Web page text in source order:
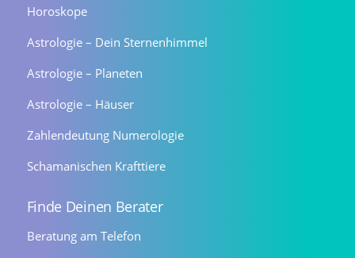
Horoskope
Astrologie – Dein Sternenhimmel
Astrologie – Planeten
Astrologie – Häuser
Zahlendeutung Numerologie
Schamanischen Krafttiere
Finde Deinen Berater
Beratung am Telefon